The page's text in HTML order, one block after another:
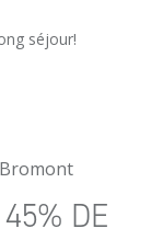
séjour!
DE